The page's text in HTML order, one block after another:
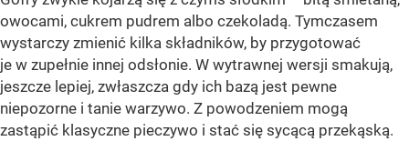
owocami, cukrem pudrem albo czekoladą. Tymczasem
wystarczy zmienić kilka składników, by przygotować
je w zupełnie innej odsłonie. W wytrawnej wersji smakują,
jeszcze lepiej, zwłaszcza gdy ich bazą jest pewne
niepozorne i tanie warzywo. Z powodzeniem mogą
zastąpić klasyczne pieczywo i stać się sycącą przekąską.